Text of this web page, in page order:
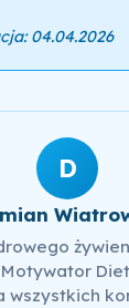
04.04.2026
D
wszystkich